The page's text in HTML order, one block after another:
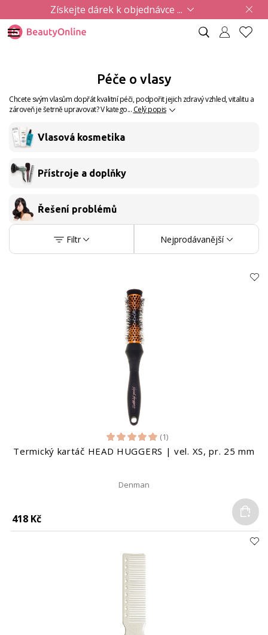
Získejte dárek k objednávce ...
Péče o vlasy
Chcete svým vlasům dopřát kvalitní péči, podpořit jejich zdravý vzhled, vitalitu a
zároveň je šetrně upravovat? V katego... Celý popis
Vlasová kosmetika
Přístroje a doplňky
Řešení problémů
Filtr Nejprodávanější
(1)
Termický kartáč HEAD HUGGERS | vel. XS, pr. 25 mm
Denman
418 Kč